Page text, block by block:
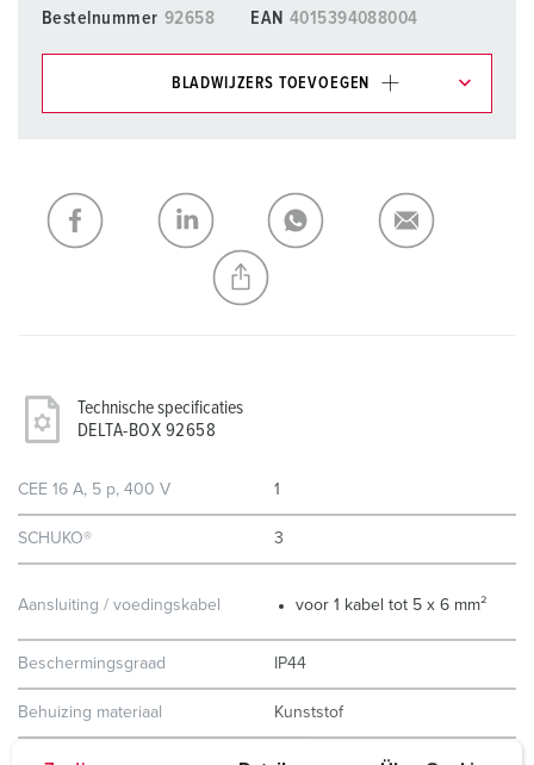
Bestelnummer 92658 EAN 4015394088004
BLADWIJZERS TOEVOEGEN
Mijn lijst TOEVOEGEN
NIEUW LIJST MAKEN
Technische specificaties
DELTA-BOX 92658
CEE 16 A, 5 p, 400 V 1
SCHUKO® 3
Aansluiting / voedingskabel voor 1 kabel tot 5 x 6 mm²
Beschermingsgraad IP44
Behuizing materiaal Kunststof
Gewicht 880 g